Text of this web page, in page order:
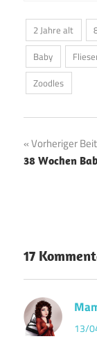
2 Jahre alt
Baby
Zoodles
Vorheriger
38 Wochen
17
13/